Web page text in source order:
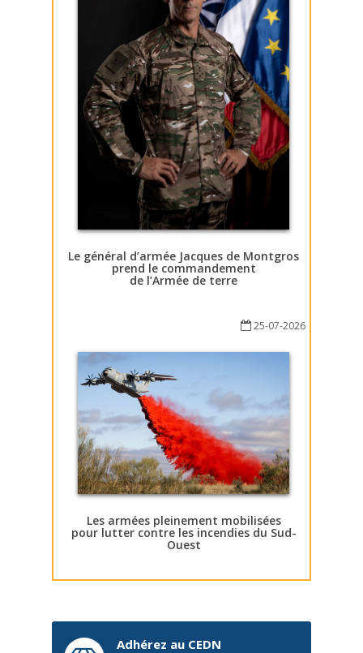
Le général d’armée Jacques de Montgros
prend le commandement
de l’Armée de terre
25-07-2026
Les armées pleinement mobilisées
pour lutter contre les incendies du Sud-
Ouest
Adhérez au CEDN